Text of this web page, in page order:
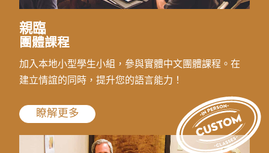
親臨
團體課程
加入本地小型學生小組，參與實體中文團體課程。在
建立情誼的同時，提升您的語言能力！
瞭解更多